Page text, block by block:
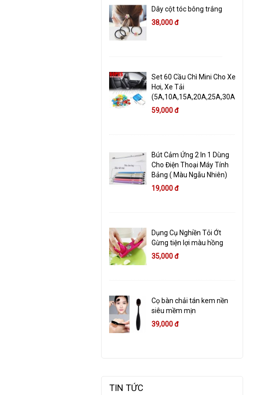
Dây cột tóc bông trắng
38,000 đ
Set 60 Cầu Chì Mini Cho Xe
Hơi, Xe Tải
(5A,10A,15A,20A,25A,30A)
59,000 đ
Bút Cảm Ứng 2 In 1 Dùng
Cho Điện Thoại Máy Tính
Bảng ( Màu Ngẫu Nhiên)
19,000 đ
Dụng Cụ Nghiền Tỏi Ớt
Gừng tiện lợi màu hồng
35,000 đ
Cọ bàn chải tán kem nền
siêu mềm mịn
39,000 đ
TIN TỨC